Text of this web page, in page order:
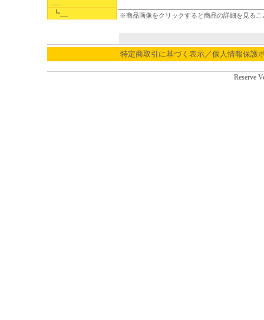
┗__
※商品画像をクリックすると商品の詳細を見るこ
特定商取引に基づく表示／個人情報保護
Reserve